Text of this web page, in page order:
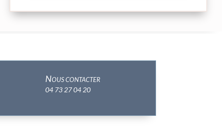
Nous contacter
04 73 27 04 20